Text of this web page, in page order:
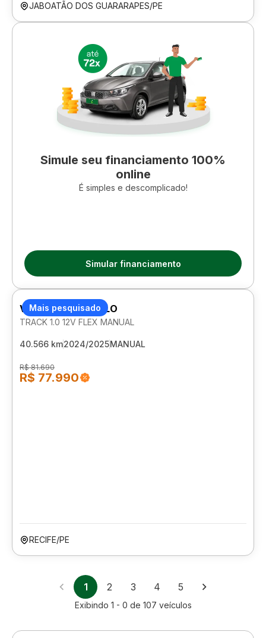
JABOATÃO DOS GUARARAPES/PE
Simule seu financiamento 100%
online
É simples e descomplicado!
Simular financiamento
Mais pesquisado
VOLKSWAGEN POLO
TRACK 1.0 12V FLEX MANUAL
40.566 km2024/2025MANUAL
R$ 81.690
R$ 77.990
RECIFE/PE
1 2 3 4 5
Exibindo 1 - 0 de 107 veículos